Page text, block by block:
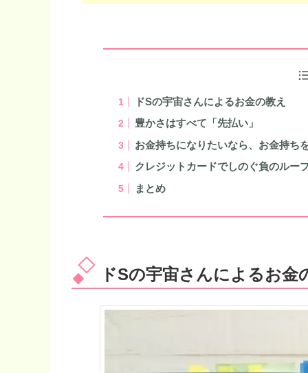
ドSの宇宙さんによるお金の教え
豊かさはすべて「先払い」
お金持ちになりたいなら、お金持ち
クレジットカードでしのぐ負のルー
まとめ
ドSの宇宙さんによるお金